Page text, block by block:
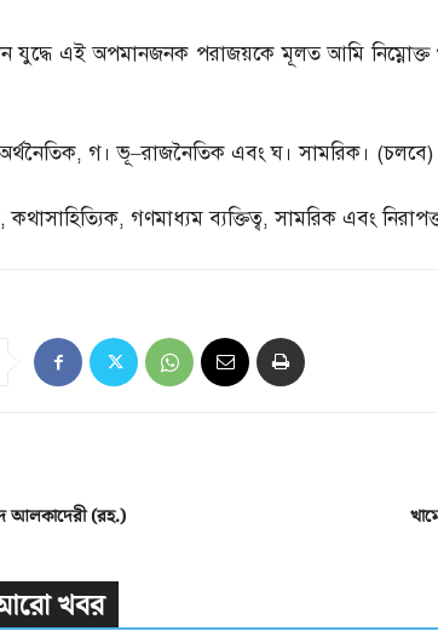
যুদ্ধে এই অপমানজনক পরাজয়কে মূলত আমি নিম্নোক্ত
, গ। ভূ–রাজনৈতিক এবং ঘ। সামরিক। (চলবে)
,কথাসাহিত্যিক, গণমাধ্যম ব্যক্তিত্ব,সামরিক এবং
আলকাদেরী (রহ.)
খবর